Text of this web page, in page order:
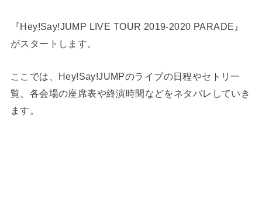
『Hey!Say!JUMP LIVE TOUR 2019-2020 PARADE』
がスタートします。
ここでは、Hey!Say!JUMPのライブの日程やセトリ一
覧、各会場の座席表や終演時間などをネタバレしていき
ます。